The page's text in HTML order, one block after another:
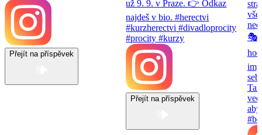
Přejít na příspěvek
Přejít na příspěvek